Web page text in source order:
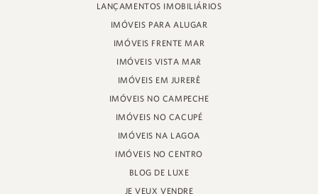
LANÇAMENTOS IMOBILIÁRIOS
IMÓVEIS PARA ALUGAR
IMÓVEIS FRENTE MAR
IMÓVEIS VISTA MAR
IMÓVEIS EM JURERÊ
IMÓVEIS NO CAMPECHE
IMÓVEIS NO CACUPÉ
IMÓVEIS NA LAGOA
IMÓVEIS NO CENTRO
BLOG DE LUXE
JE VEUX VENDRE